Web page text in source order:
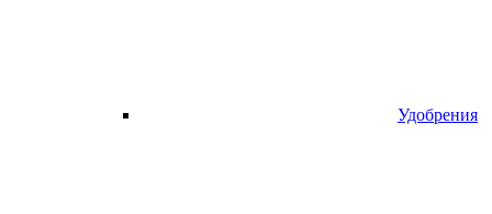
Удобрения